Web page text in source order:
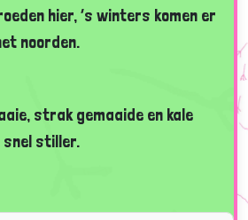
hier, ’s winters komen er
noorden.
strak gemaaide en kale
snel stiller.